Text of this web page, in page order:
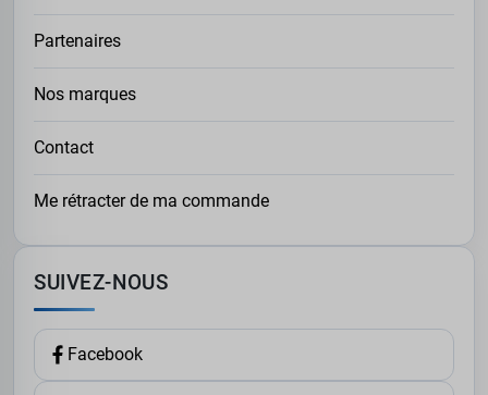
Partenaires
Nos marques
Contact
Me rétracter de ma commande
SUIVEZ-NOUS
Facebook